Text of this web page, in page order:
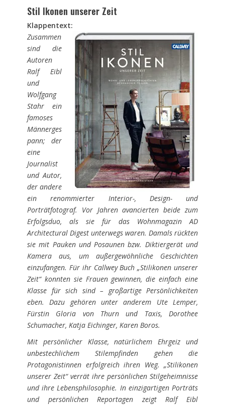
Stil Ikonen unserer Zeit
Klappentext:
Zusammen
sind die
Autoren
Ralf Eibl
und
Wolfgang
Stahr ein
famoses
Männerges
pann; der
eine
Journalist
und Autor,
der andere
ein renommierter Interior-, Design- und
Porträtfotograf. Vor Jahren avancierten beide zum
Erfolgsduo, als sie für das Wohnmagazin AD
Architectural Digest unterwegs waren. Damals rückten
sie mit Pauken und Posaunen bzw. Diktiergerät und
Kamera aus, um außergewöhnliche Geschichten
einzufangen. Für ihr Callwey Buch „Stilikonen unserer
Zeit“ konnten sie Frauen gewinnen, die einfach eine
Klasse für sich sind – großartige Persönlichkeiten
eben. Dazu gehören unter anderem Ute Lemper,
Fürstin Gloria von Thurn und Taxis, Dorothee
Schumacher, Katja Eichinger, Karen Boros.
Mit persönlicher Klasse, natürlichem Ehrgeiz und
unbestechlichem Stilempfinden gehen die
Protagonistinnen erfolgreich ihren Weg. „Stilikonen
unserer Zeit“ verrät ihre persönlichen Stilgeheimnisse
und ihre Lebensphilosophie. In einzigartigen Porträts
und persönlichen Reportagen zeigt Ralf Eibl